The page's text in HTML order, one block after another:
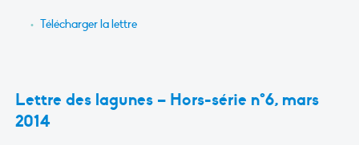
Télécharger la lettre
Lettre des lagunes – Hors-série n°6, mars
2014